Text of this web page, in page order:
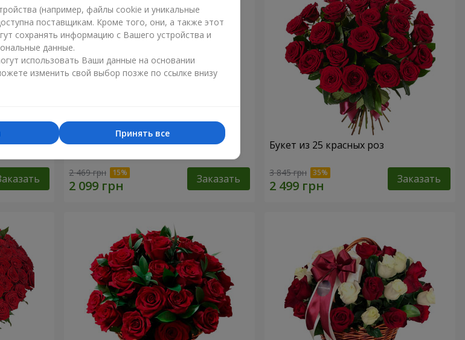
Букет "Гармония"
2 469 грн Заказать
Букет из 25 красных роз
3 845 грн Заказать
(например, файлы cookie и уникальные
поставщикам. Кроме того, они, а также этот
сохранять информацию с Вашего устройства и
данные.
использовать Ваши данные на основании
изменить свой выбор позже по ссылке внизу
Принять все